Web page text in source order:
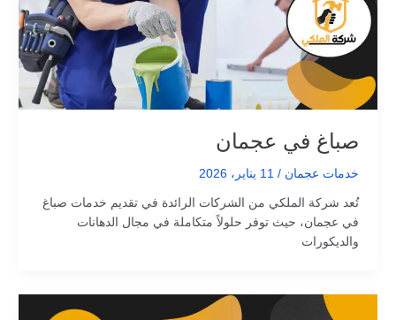
صباغ في عجمان
خدمات عجمان / 11 يناير، 2026
تُعد شركة الملكي من الشركات الرائدة في تقديم خدمات صباغ
في عجمان، حيث توفر حلولاً متكاملة في مجال الدهانات
والديكورات